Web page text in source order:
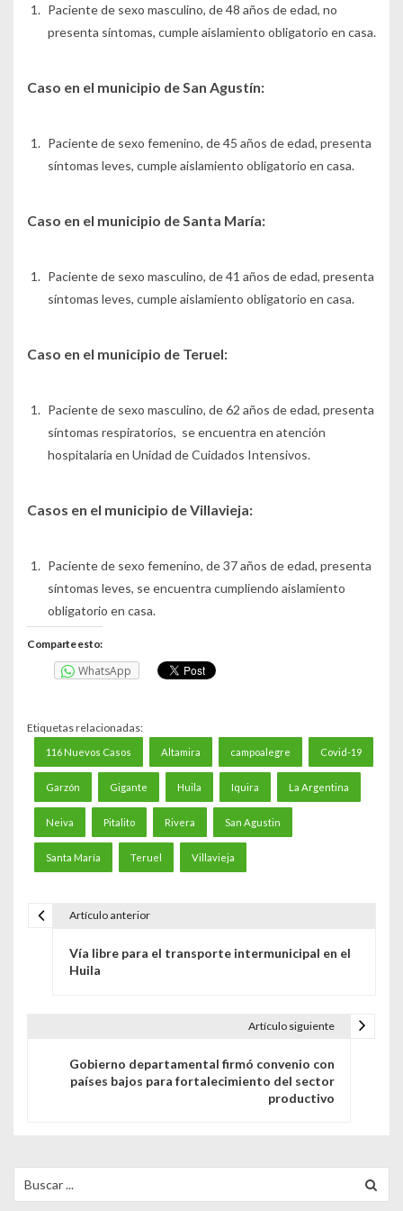
Paciente de sexo masculino, de 48 años de edad, no
presenta síntomas, cumple aislamiento obligatorio en casa.
Caso en el municipio de San Agustín:
Paciente de sexo femenino, de 45 años de edad, presenta
síntomas leves, cumple aislamiento obligatorio en casa.
Caso en el municipio de Santa María:
Paciente de sexo masculino, de 41 años de edad, presenta
síntomas leves, cumple aislamiento obligatorio en casa.
Caso en el municipio de Teruel:
Paciente de sexo masculino, de 62 años de edad, presenta
síntomas respiratorios, se encuentra en atención
hospitalaria en Unidad de Cuidados Intensivos.
Casos en el municipio de Villavieja:
Paciente de sexo femenino, de 37 años de edad, presenta
síntomas leves, se encuentra cumpliendo aislamiento
obligatorio en casa.
Comparte esto:
WhatsApp
Etiquetas relacionadas:
116 Nuevos Casos Altamira campoalegre Covid-19
Garzón Gigante Huila Iquira La Argentina
Neiva Pitalito Rivera San Agustin
Santa María Teruel Villavieja
ó
Artículo anterior
Vía libre para el transporte intermunicipal en el
Huila
Artículo siguiente
Gobierno departamental firmó convenio con
países bajos para fortalecimiento del sector
productivo
for: